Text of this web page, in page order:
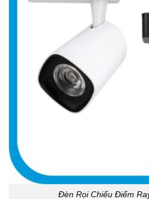
Đèn Rọi Chiếu Điểm